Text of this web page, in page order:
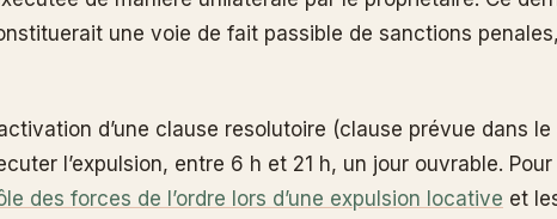
une voie de fait passible de sanctions
d’une clause resolutoire (clause prévue dans
l’expulsion, entre 6 h et 21 h, un jour ouvrable.
des forces de l’ordre lors d’une expulsion locative et